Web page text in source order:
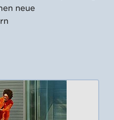
neue